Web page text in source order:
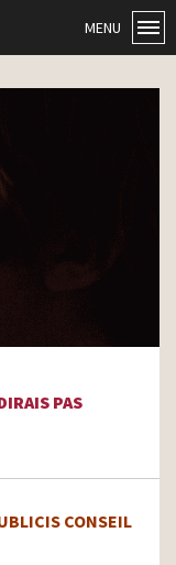
MENU
PAS
CONSEIL